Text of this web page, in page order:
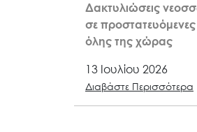
Δακτυλιώσεις
σε προστατευόμενες
όλης της χώρας
13 Ιουλίου 2026
Διαβάστε Περισσότερα